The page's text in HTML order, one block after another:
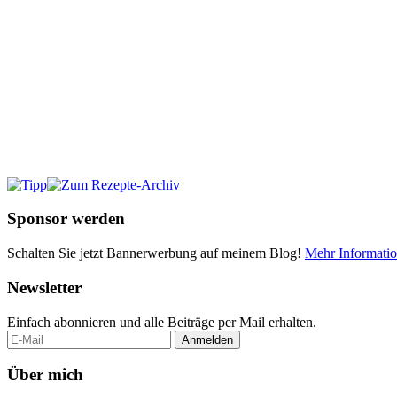
Sponsor werden
Schalten Sie jetzt Bannerwerbung auf meinem Blog! Mehr
Newsletter
Einfach abonnieren und alle Beiträge per Mail erhalten.
Über mich